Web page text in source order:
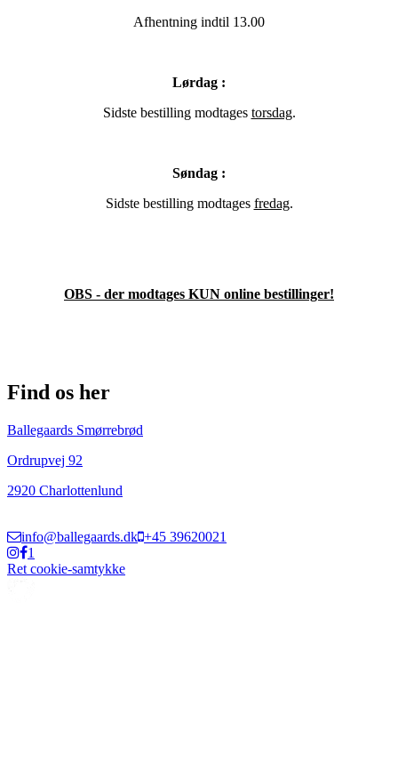
Afhentning indtil 13.00
Lørdag :
Sidste bestilling modtages torsdag.
Søndag :
Sidste bestilling modtages fredag.
OBS - der modtages KUN online bestillinger!
Find os her
Ballegaards Smørrebrød
Ordrupvej 92
2920 Charlottenlund
info@ballegaards.dk +45 39620021
1
Ret cookie-samtykke